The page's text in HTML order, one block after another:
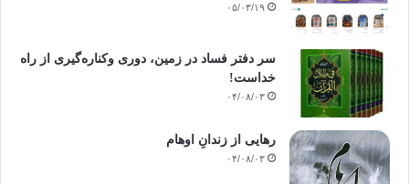
۰۵/۰۳/۱۹
سر دفتر فساد در زمین‌، دوری وکناره‌گیری از راه
خداست‌!
۰۴/۰۸/۰۳
رهایی از زندانِ اوهام
۰۴/۰۸/۰۳